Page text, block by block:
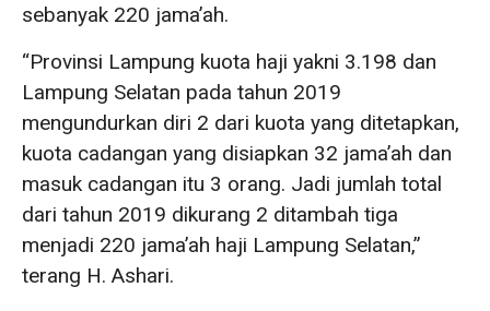
sebanyak 220 jama’ah.
“Provinsi Lampung kuota haji yakni 3.198 dan
Lampung Selatan pada tahun 2019
mengundurkan diri 2 dari kuota yang ditetapkan,
kuota cadangan yang disiapkan 32 jama’ah dan
masuk cadangan itu 3 orang. Jadi jumlah total
dari tahun 2019 dikurang 2 ditambah tiga
menjadi 220 jama’ah haji Lampung Selatan,”
terang H. Ashari.